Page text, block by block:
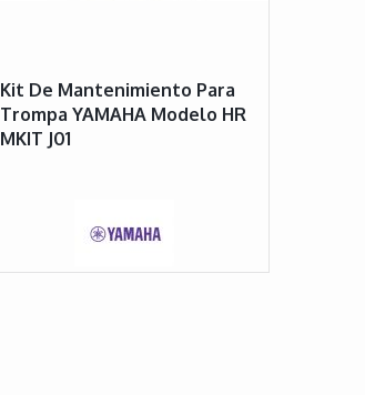
Kit De Mantenimiento Para
Trompa YAMAHA Modelo HR
MKIT J01